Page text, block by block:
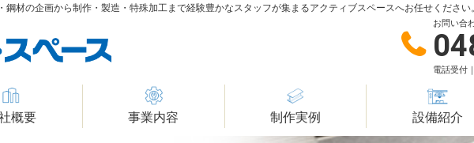
材の企画から制作・製造・特殊加工まで経験豊かなスタッフが集まるアクティブスペースへお任せください
お問い合
電話受付
概要 事業内容 制作実例 設備紹介